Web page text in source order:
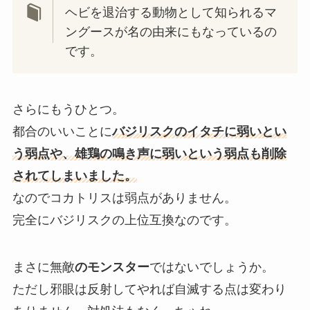
ヘビを退治する動物として知られるマ
ングースが名の由来にもなっているの
です。
さらにもうひとつ。
都合のいいことにバジリスクのイタチに弱いとい
う弱点や、雄鶏の鳴き声に弱いという弱点も削除
されてしまいました。
なのでコカトリスは弱点がありません。
完全にバジリスクの上位互換なのです。
まさに無敵のモンスターではないでしょうか。
ただし邪眼は反射してやれば自滅する点は変わり